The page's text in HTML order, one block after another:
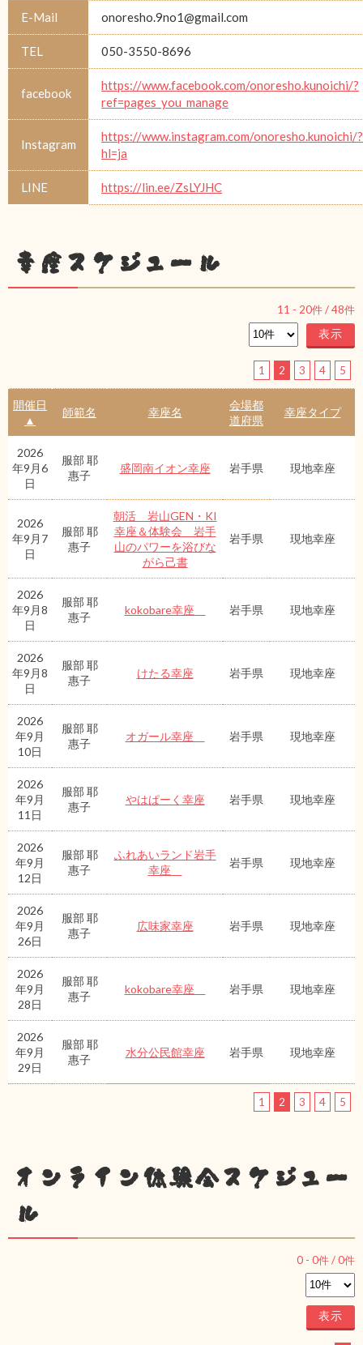
E-Mail onoresho.9no1@gmail.com
TEL 050-3550-8696
facebook
https://www.facebook.com/onoresho.kunoichi/?
ref=pages_you_manage
Instagram
https://www.instagram.com/onoresho.kunoichi/?
hl=ja
LINE https://lin.ee/ZsLYJHC
幸座スケジュール
11 - 20件 /48件
1 2 3 4 5
開催日
▲
師範名 幸座名
会場都
道府県
幸座タイプ
2026
年9月6
日
服部 耶
惠子
盛岡南イオン幸座 岩手県 現地幸座
2026
年9月7
日
服部 耶
惠子
朝活 岩山GEN・KI
幸座＆体験会 岩手
山のパワーを浴びな
がら己書
岩手県 現地幸座
2026
年9月8
日
服部 耶
惠子
kokobare幸座 岩手県 現地幸座
2026
年9月8
日
服部 耶
惠子
けたる幸座 岩手県 現地幸座
2026
年9月
10日
服部 耶
惠子
オガール幸座 岩手県 現地幸座
2026
年9月
11日
服部 耶
惠子
やはぱーく幸座 岩手県 現地幸座
2026
年9月
12日
服部 耶
惠子
ふれあいランド岩手
幸座
岩手県 現地幸座
2026
年9月
26日
服部 耶
惠子
広味家幸座 岩手県 現地幸座
2026
年9月
28日
服部 耶
惠子
kokobare幸座 岩手県 現地幸座
2026
年9月
29日
服部 耶
惠子
水分公民館幸座 岩手県 現地幸座
1 2 3 4 5
オンライン体験会スケジュー
ル
0 - 0件 /0件